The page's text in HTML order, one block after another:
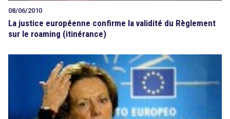
08/06/2010
La justice européenne confirme la validité du Règlement
sur le roaming (itinérance)